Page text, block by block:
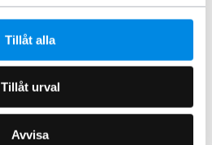
Tillåt alla
Tillåt urval
Avvisa
ARTNR:426230201
2 055
Inkl. moms
Lägg i varukorg